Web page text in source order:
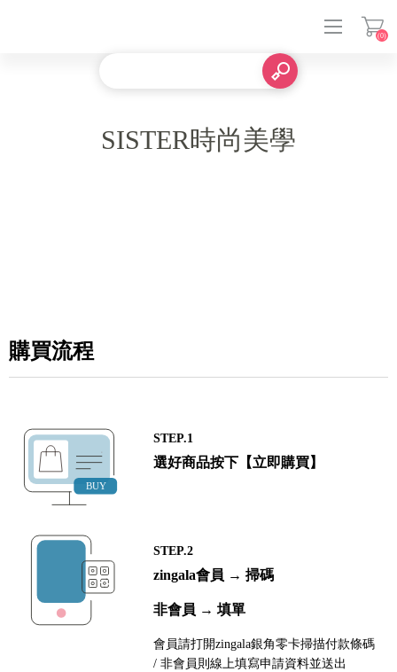
(0)
SISTER時尚美學
購買流程
STEP.1
選好商品按下【立即購買】
STEP.2
zingala會員 → 掃碼
非會員 → 填單
會員請打開zingala銀角零卡掃描付款條碼
/ 非會員則線上填寫申請資料並送出